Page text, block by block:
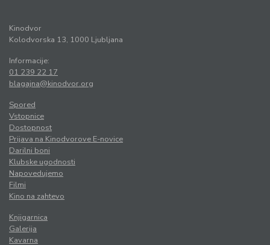
Kinodvor
Kolodvorska 13, 1000 Ljubljana
Informacije:
01 239 22 17
blagajna@kinodvor.org
Spored
Vstopnice
Dostopnost
Prijava na Kinodvorove E-novice
Darilni boni
Klubske ugodnosti
Napovedujemo
Filmi
Kino na zahtevo
Knjigarnica
Galerija
Kavarna